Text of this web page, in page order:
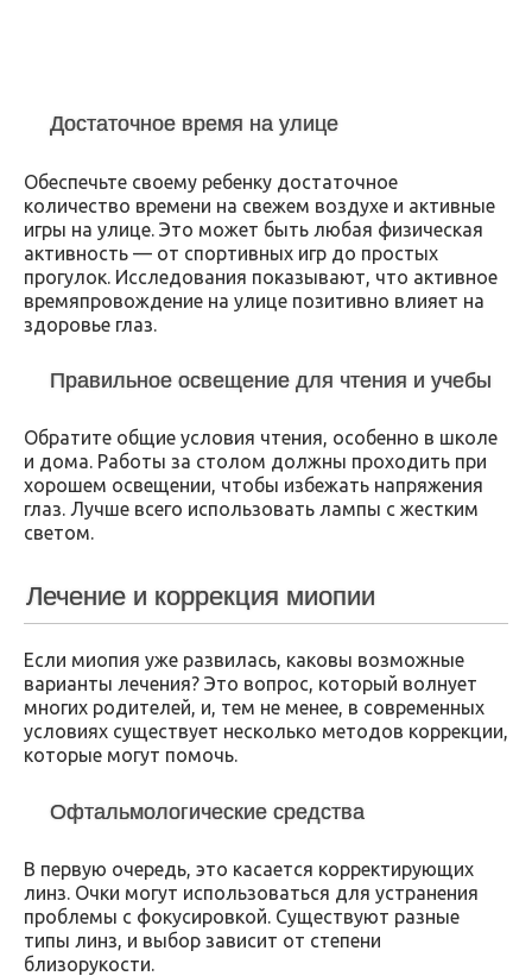
Достаточное время на улице
Обеспечьте своему ребенку достаточное
количество времени на свежем воздухе и активные
игры на улице. Это может быть любая физическая
активность — от спортивных игр до простых
прогулок. Исследования показывают, что активное
времяпровождение на улице позитивно влияет на
здоровье глаз.
Правильное освещение для чтения и учебы
Обратите общие условия чтения, особенно в школе
и дома. Работы за столом должны проходить при
хорошем освещении, чтобы избежать напряжения
глаз. Лучше всего использовать лампы с жестким
светом.
Лечение и коррекция миопии
Если миопия уже развилась, каковы возможные
варианты лечения? Это вопрос, который волнует
многих родителей, и, тем не менее, в современных
условиях существует несколько методов коррекции,
которые могут помочь.
Офтальмологические средства
В первую очередь, это касается корректирующих
линз. Очки могут использоваться для устранения
проблемы с фокусировкой. Существуют разные
типы линз, и выбор зависит от степени
близорукости.